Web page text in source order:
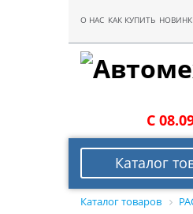
О НАС КАК КУПИТЬ
С
Каталог
Каталог товаров